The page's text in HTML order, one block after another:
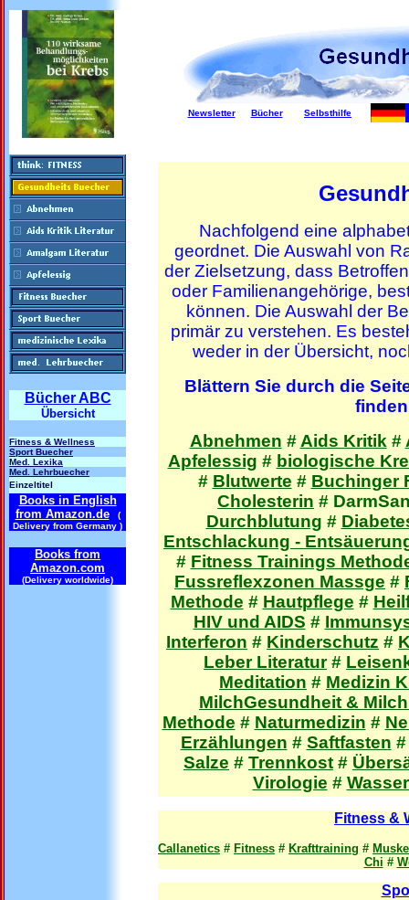
Bücher ABC
Übersicht
Fitness & Wellness
Sport Buecher
Med. Lexika
Med. Lehrbuecher
Einzeltitel
Books in English
from Amazon.de(
Delivery from Germany )
Books from
Amazon.com
(Delivery worldwide)
Newsletter Bücher Selbsthilfe
Nachfolgend eine
geordnet. Die Auswahl von
der Zielsetzung, dass
oder Familienangehörige,
können. Die Auswahl der
primär zu verstehen. Es
weder in der Übersicht,
Blättern Sie durch die
Abnehmen # Aids Kritik #
Apfelessig # biologische
# Blutwerte # Buchinger
Cholesterin #
Durchblutung #
Entschlackung -
# Fitness Trainings
Fussreflexzonen Massge #
Methode # Hautpflege #
HIV und AIDS #
Interferon # Kinderschutz #
Leber Literatur#
Meditation # Medizin
MilchGesundheit &
Methode # Naturmedizin #
Erzählungen # Saftfasten
Salze # Trennkost #
Virologie #
Fitness &
Callanetics # Fitness # Krafttraining #
Chi #